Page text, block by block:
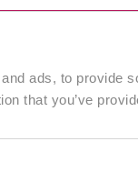
ads, to provide
that you’ve